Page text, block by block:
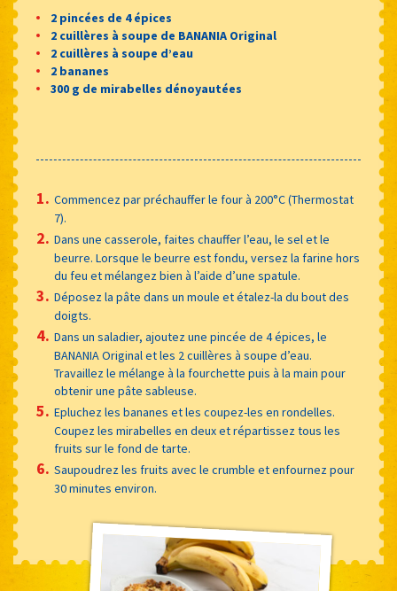
2 pincées de 4 épices
2 cuillères à soupe de BANANIA Original
2 cuillères à soupe d’eau
2 bananes
300 g de mirabelles dénoyautées
Commencez par préchauffer le four à 200°C (Thermostat
7).
Dans une casserole, faites chauffer l’eau, le sel et le
beurre. Lorsque le beurre est fondu, versez la farine hors
du feu et mélangez bien à l’aide d’une spatule.
Déposez la pâte dans un moule et étalez-la du bout des
doigts.
Dans un saladier, ajoutez une pincée de 4 épices, le
BANANIA Original et les 2 cuillères à soupe d’eau.
Travaillez le mélange à la fourchette puis à la main pour
obtenir une pâte sableuse.
Epluchez les bananes et les coupez-les en rondelles.
Coupez les mirabelles en deux et répartissez tous les
fruits sur le fond de tarte.
Saupoudrez les fruits avec le crumble et enfournez pour
30 minutes environ.